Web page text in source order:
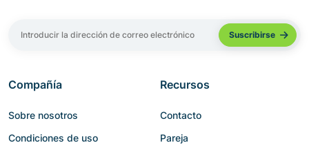
Compañía
Sobre nosotros
Condiciones de uso
Recursos
Contacto
Pareja